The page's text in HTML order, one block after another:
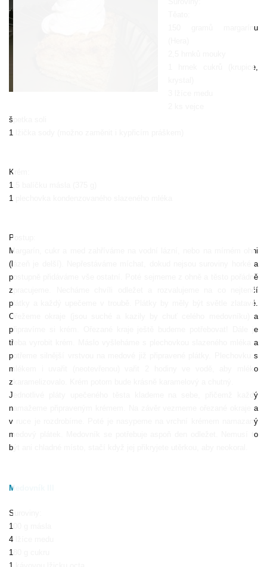
150 gramů margarínu
1 hrnek cukrů (krupice,
špetka soli
1 lžička sody (možno zaměnit i kypřicím práškem)
Krém:
1,5 balíčku másla (375 g)
1 plechovka kondenzovaného slazeného mléka
Postup:
Margarín, cukr a med zahříváme na vodní lázní, nebo na mírném ohni
(lázeň je delší). Nepřestáváme míchat, dokud nejsou suroviny horké a
postupně přidáváme vše ostatní. Poté sejmeme z ohně a těsto pořádně
zpracujeme. Necháme chvíli odležet a rozvalujeme na co nejtenčí
plátky a každý upečeme v troubě. Plátky by měly být světle zlatavé.
Ořežeme okraje (jsou suché a kazily by chuť celého medovníku) a
připravíme si krém. Ořezané kraje ještě budeme potřebovat! Dále je
třeba vyrobit krém. Máslo vyšleháme s plechovkou slazeného mléka a
potřeme silnější vrstvou na medové již připravené plátky. Plechovku s
mlékem i uvařit (neotevřenou) vařit 2 hodiny ve vodě, aby mléko
zkaramelizovalo. Krém potom bude krásně karamelový a chutný.
Jednotlivé pláty upečeného těsta klademe na sebe, přičemž každý
namažeme připraveným krémem. Na závěr vezmeme ořezané okraje a
v ruce je rozdrobíme. Poté je nasypeme na vrchní krémem namazaný
medový plátek. Medovník se potřebuje aspoň den odležet. Nemusí to
být ani chladné místo, stačí když jej přikryjete utěrkou, aby neokoral.
Medovník III
Suroviny:
100 g másla
4 lžíce medu
180 g cukru